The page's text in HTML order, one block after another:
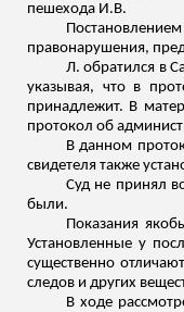
пешехода И.В.
правонарушения,
Л. обратился в
указывая, что в
принадлежит. В
протокол об
В данном
свидетеля также
Суд не принял
были.
Показания
Установленные у
существенно
следов и других
В ходе